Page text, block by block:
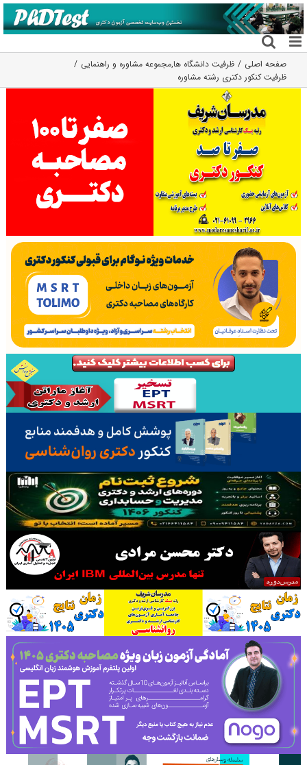
رفتن
به
محتوا
صفحه اصلی ظرفیت دانشگاه ها,مجموعه مشاوره و راهنمایی
ظرفیت کنکور دکتری رشته ﻣﺸﺎوره